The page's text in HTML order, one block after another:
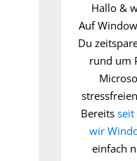
Hallo &
Auf
Du
rund um
Bereits seit
wir
einfach